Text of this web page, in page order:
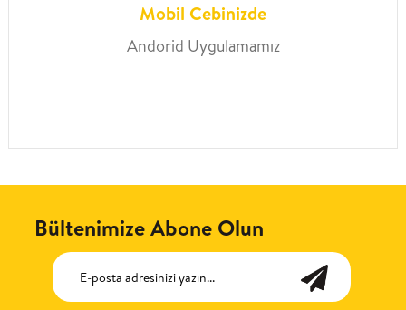
Mobil Cebinizde
Andorid Uygulamamız
Bültenimize Abone Olun